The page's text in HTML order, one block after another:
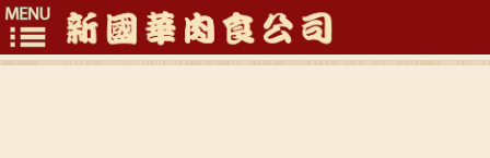
Toggle